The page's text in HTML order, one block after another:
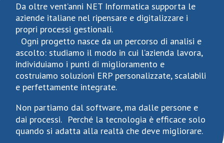
Da oltre vent’anni NET Informatica supporta le
aziende italiane nel ripensare e digitalizzare i
propri processi gestionali.
Ogni progetto nasce da un percorso di analisi e
ascolto: studiamo il modo in cui l’azienda lavora,
individuiamo i punti di miglioramento e
costruiamo soluzioni ERP personalizzate, scalabili
e perfettamente integrate.
Non partiamo dal software, ma dalle persone e
dai processi. Perché la tecnologia è efficace solo
quando si adatta alla realtà che deve migliorare.